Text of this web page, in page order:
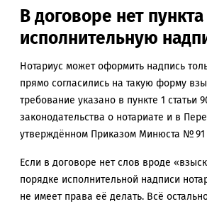
В договоре нет
исполнительную
Нотариус может оформить надпись
прямо согласились на такую форму
требование указано в пункте 1 статьи
законодательства о нотариате и в
утверждённом Приказом Минюста № 91
Если в договоре нет слов вроде
порядке исполнительной надписи
не имеет права её делать. Всё